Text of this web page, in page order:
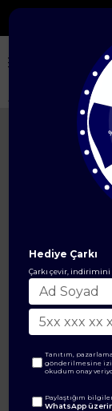
Seçili Yeni
ÜST GİYİM
Hediye Çarkı
Çarkı çevir, indirimini
Tanıtım,
gönderilmesine
okudum onay
Paylaştığım
WhatsApp